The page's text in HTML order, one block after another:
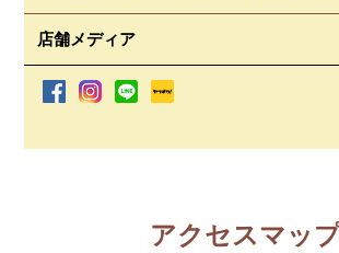
店舗メディア
アクセスマッ